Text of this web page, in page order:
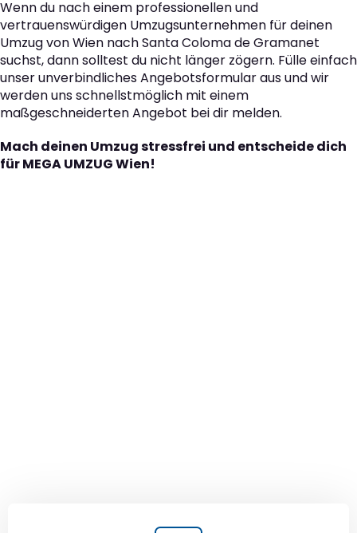
Wenn du nach einem professionellen und
vertrauenswürdigen Umzugsunternehmen für deinen
Umzug von Wien nach Santa Coloma de Gramanet
suchst, dann solltest du nicht länger zögern. Fülle einfach
unser unverbindliches Angebotsformular aus und wir
werden uns schnellstmöglich mit einem
maßgeschneiderten Angebot bei dir melden.
Mach deinen Umzug stressfrei und entscheide dich
für MEGA UMZUG Wien!